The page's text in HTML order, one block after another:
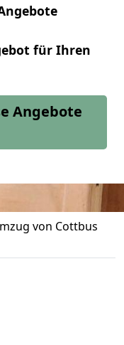
für Ihren
Angebote
von Cottbus